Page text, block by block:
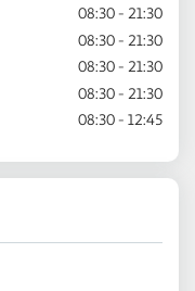
08:30 - 21:30
08:30 - 21:30
08:30 - 21:30
08:30 - 21:30
08:30 - 12:45